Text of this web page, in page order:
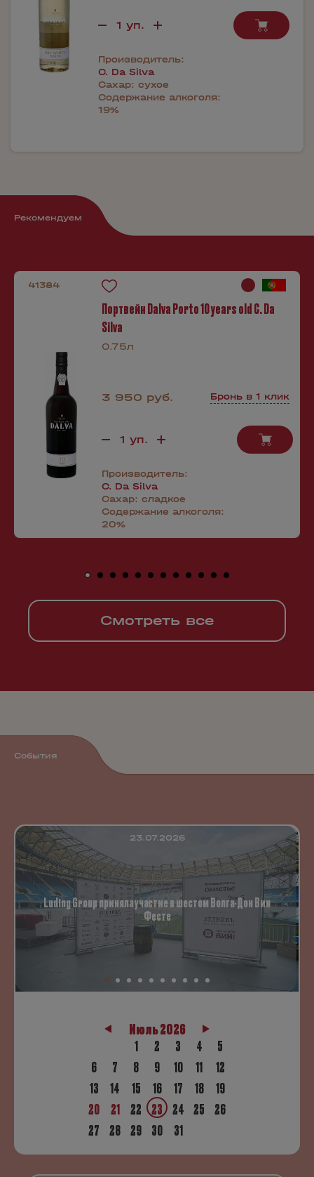
Производитель:
C. Da Silva
Сахар: сухое
Содержание алкоголя:
19%
Рекомендуем
41384
Портвейн Dalva Porto 10 years old C. Da
Silva
0.75л
3 950 руб. Бронь в 1 клик
Производитель:
C. Da Silva
Сахар: сладкое
Содержание алкоголя:
20%
Смотреть все
События
23.07.2026
Luding Group приняла участие в шестом Волга-Дон Вин
Фесте
Июль 2026
1
2 3 4
5
6
7 8 9 10 11
12
13
14 15 16 17 18
19
20
21 22 23 24 25 26
27 28 29 30 31